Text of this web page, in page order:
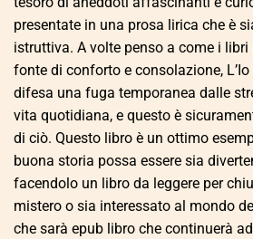
presentate in una prosa lirica che è
istruttiva. A volte penso a come i libri
fonte di conforto e consolazione,
difesa una fuga temporanea dalle
vita quotidiana, e questo è
di ciò. Questo libro è un ottimo
buona storia possa essere sia
facendolo un libro da leggere per
mistero o sia interessato al mondo
che sarà epub libro che continuerà